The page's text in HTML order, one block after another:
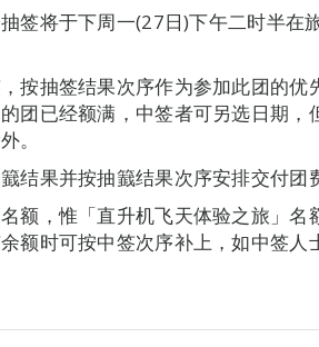
签将于下周一(27日)下午二时半在
按抽签结果次序作为参加此团的优
团已经额满，中签者可另选日期，
。
结果并按抽籖结果次序安排交付团
额，惟「直升机飞天体验之旅」名
额时可按中签次序补上，如中签人